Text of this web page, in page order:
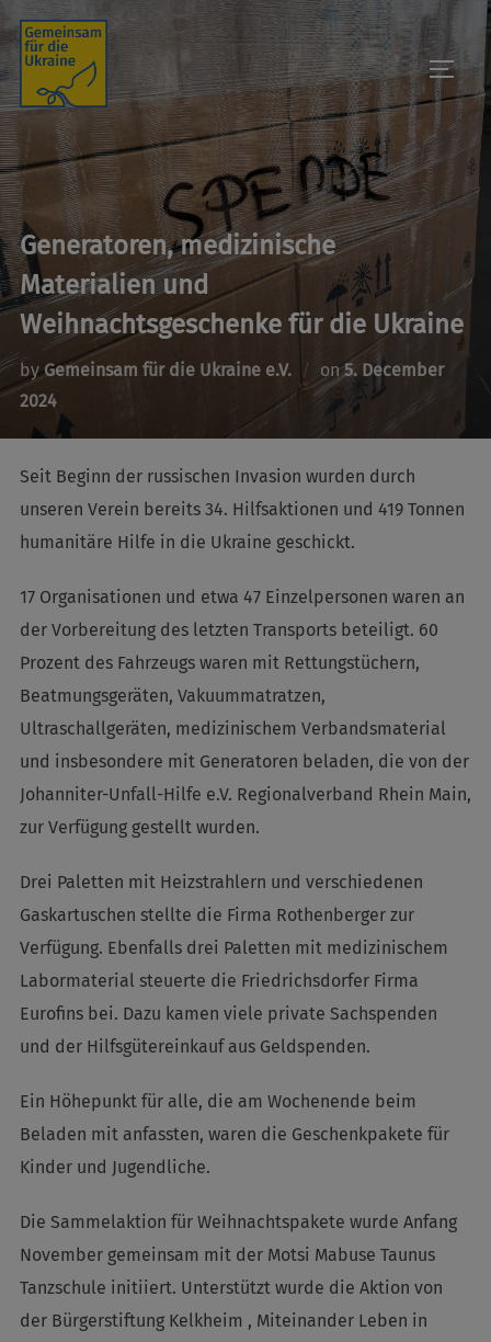
Skip
to
content
Generatoren, medizinische
Materialien und
Weihnachtsgeschenke für die Ukraine
byGemeinsam für die Ukraine e.V. onPosted
on
5. December
2024
Seit Beginn der russischen Invasion wurden durch
unseren Verein bereits 34. Hilfsaktionen und 419 Tonnen
humanitäre Hilfe in die Ukraine geschickt.
17 Organisationen und etwa 47 Einzelpersonen waren an
der Vorbereitung des letzten Transports beteiligt. 60
Prozent des Fahrzeugs waren mit Rettungstüchern,
Beatmungsgeräten, Vakuummatratzen,
Ultraschallgeräten, medizinischem Verbandsmaterial
und insbesondere mit Generatoren beladen, die von der
Johanniter-Unfall-Hilfe e.V. Regionalverband Rhein Main,
zur Verfügung gestellt wurden.
Drei Paletten mit Heizstrahlern und verschiedenen
Gaskartuschen stellte die Firma Rothenberger zur
Verfügung. Ebenfalls drei Paletten mit medizinischem
Labormaterial steuerte die Friedrichsdorfer Firma
Eurofins bei. Dazu kamen viele private Sachspenden
und der Hilfsgütereinkauf aus Geldspenden.
Ein Höhepunkt für alle, die am Wochenende beim
Beladen mit anfassten, waren die Geschenkpakete für
Kinder und Jugendliche.
Die Sammelaktion für Weihnachtspakete wurde Anfang
November gemeinsam mit der Motsi Mabuse Taunus
Tanzschule initiiert. Unterstützt wurde die Aktion von
der Bürgerstiftung Kelkheim , Miteinander Leben in